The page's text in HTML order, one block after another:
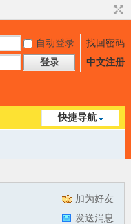
自动登录
找回密码
登录 中文注册
快捷导航
加为好友
发送消息